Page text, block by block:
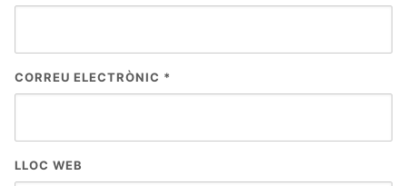
CORREU ELECTRÒNIC *
LLOC WEB